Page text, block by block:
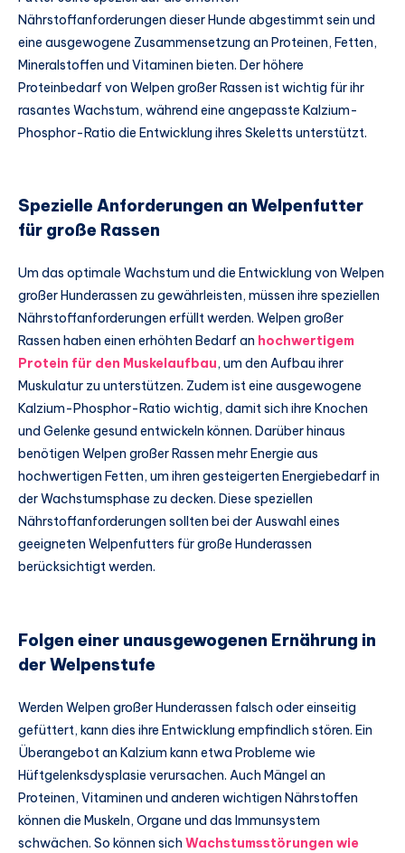
Nährstoffanforderungen dieser Hunde abgestimmt sein und
eine ausgewogene Zusammensetzung an Proteinen, Fetten,
Mineralstoffen und Vitaminen bieten. Der höhere
Proteinbedarf von Welpen großer Rassen ist wichtig für ihr
rasantes Wachstum, während eine angepasste Kalzium-
Phosphor-Ratio die Entwicklung ihres Skeletts unterstützt.
Spezielle Anforderungen an Welpenfutter
für große Rassen
Um das optimale Wachstum und die Entwicklung von Welpen
großer Hunderassen zu gewährleisten, müssen ihre speziellen
Nährstoffanforderungen erfüllt werden. Welpen großer
Rassen haben einen erhöhten Bedarf an hochwertigem
Protein für den Muskelaufbau, um den Aufbau ihrer
Muskulatur zu unterstützen. Zudem ist eine ausgewogene
Kalzium-Phosphor-Ratio wichtig, damit sich ihre Knochen
und Gelenke gesund entwickeln können. Darüber hinaus
benötigen Welpen großer Rassen mehr Energie aus
hochwertigen Fetten, um ihren gesteigerten Energiebedarf in
der Wachstumsphase zu decken. Diese speziellen
Nährstoffanforderungen sollten bei der Auswahl eines
geeigneten Welpenfutters für große Hunderassen
berücksichtigt werden.
Folgen einer unausgewogenen Ernährung in
der Welpenstufe
Werden Welpen großer Hunderassen falsch oder einseitig
gefüttert, kann dies ihre Entwicklung empfindlich stören. Ein
Überangebot an Kalzium kann etwa Probleme wie
Hüftgelenksdysplasie verursachen. Auch Mängel an
Proteinen, Vitaminen und anderen wichtigen Nährstoffen
können die Muskeln, Organe und das Immunsystem
schwächen. So können sich Wachstumsstörungen wie